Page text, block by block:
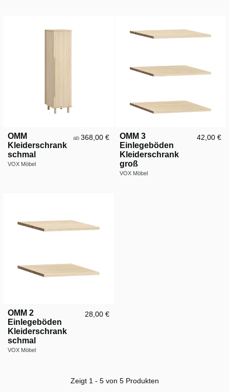
OMM
Kleiderschrank
schmal
VOX Möbel
ab368,00 €
OMM 3
Einlegeböden
Kleiderschrank
groß
VOX Möbel
42,00 €
OMM 2
Einlegeböden
Kleiderschrank
schmal
VOX Möbel
28,00 €
Zeigt 1 - 5 von 5 Produkten